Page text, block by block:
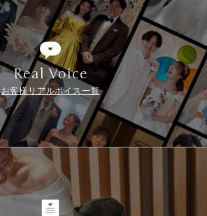
Real Voice
お客様リアルボイス一覧